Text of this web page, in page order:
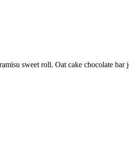
sweet roll. Oat cake chocolate